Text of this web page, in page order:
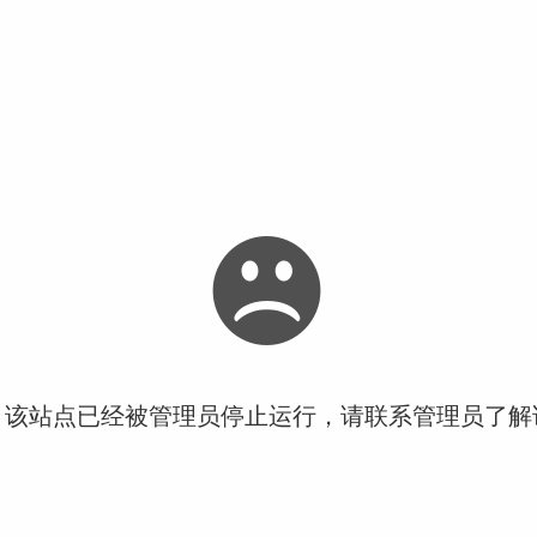
站点已经被管理员停止运行，请联系管理员了